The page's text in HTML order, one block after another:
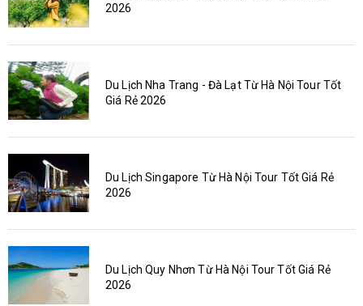
2026
Du Lịch Nha Trang - Đà Lạt Từ Hà Nội Tour Tốt
Giá Rẻ 2026
Du Lịch Singapore Từ Hà Nội Tour Tốt Giá Rẻ
2026
Du Lịch Quy Nhơn Từ Hà Nội Tour Tốt Giá Rẻ
2026